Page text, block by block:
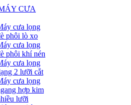
CƯA
cưa lọng
phôi lò xo
cưa lọng
phôi khí nén
cưa lọng
2 lưỡi cắt
cưa lọng
hợp kim
lưỡi